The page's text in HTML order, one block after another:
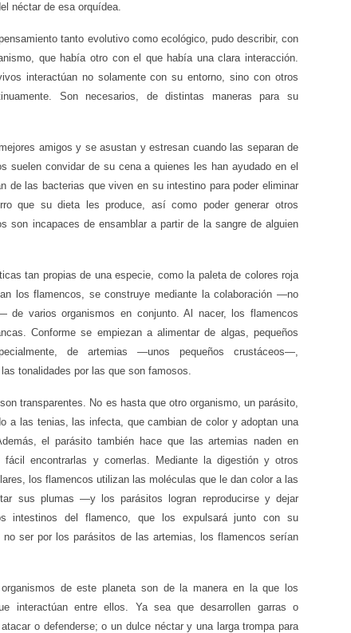
néctar de esa orquídea.
tanto evolutivo como ecológico, pudo describir, con
que había otro con el que había una clara interacción.
interactúan no solamente con su entorno, sino con otros
Son necesarios, de distintas maneras para su
amigos y se asustan y estresan cuando las separan de
suelen convidar de su cena a quienes les han ayudado en el
de las bacterias que viven en su intestino para poder eliminar
que su dieta les produce, así como poder generar otros
son incapaces de ensamblar a partir de la sangre de alguien
tan propias de una especie, como la paleta de colores roja
los flamencos, se construye mediante la colaboración —no
de varios organismos en conjunto. Al nacer, los flamencos
Conforme se empiezan a alimentar de algas, pequeños
de artemias ​​—unos pequeños crustáceos—,
tonalidades por las que son famosos.
transparentes. No es hasta que otro organismo, un parásito,
a las tenias, las infecta, que cambian de color y adoptan una
el parásito también hace que las artemias naden en
encontrarlas y comerlas. Mediante la digestión y otros
los flamencos utilizan las moléculas que le dan color a las
sus plumas —y los parásitos logran reproducirse y dejar
intestinos del flamenco, que los expulsará junto con su
ser por los parásitos de las artemias, los flamencos serían
de este planeta son de la manera en la que los
interactúan entre ellos. Ya sea que desarrollen garras o
o defenderse; o un dulce néctar y una larga trompa para